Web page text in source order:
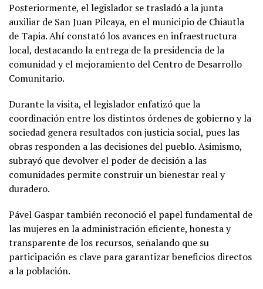
Posteriormente, el legislador se trasladó a la junta
auxiliar de San Juan Pilcaya, en el municipio de Chiautla
de Tapia. Ahí constató los avances en infraestructura
local, destacando la entrega de la presidencia de la
comunidad y el mejoramiento del Centro de Desarrollo
Comunitario.
Durante la visita, el legislador enfatizó que la
coordinación entre los distintos órdenes de gobierno y la
sociedad genera resultados con justicia social, pues las
obras responden a las decisiones del pueblo. Asimismo,
subrayó que devolver el poder de decisión a las
comunidades permite construir un bienestar real y
duradero.
Pável Gaspar también reconoció el papel fundamental de
las mujeres en la administración eficiente, honesta y
transparente de los recursos, señalando que su
participación es clave para garantizar beneficios directos
a la población.